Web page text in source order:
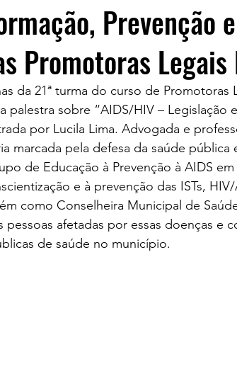
Prevenção
Promotoras
da 21ª turma do curso de Promotoras
palestra sobre “AIDS/HIV – Legislação
por Lucila Lima. Advogada e
marcada pela defesa da saúde pública
de Educação à Prevenção à AIDS
e à prevenção das ISTs,
como Conselheira Municipal de
afetadas por essas doenças e
de saúde no município.